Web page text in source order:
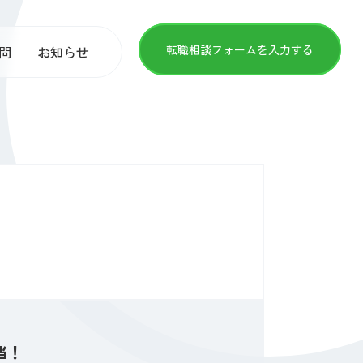
お知らせ 転職相談フォームを入力する